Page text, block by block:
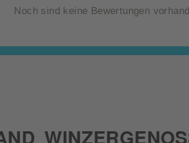
Noch sind keine Bewertungen